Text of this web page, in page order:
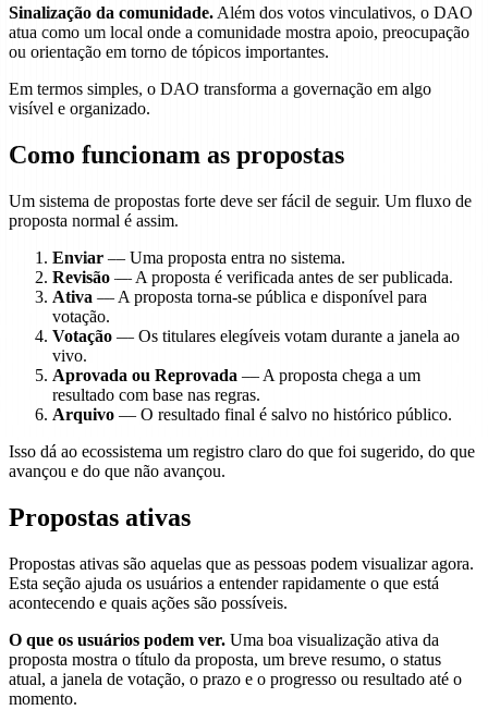
Sinalização da comunidade.Além dos votos vinculativos, o DAO
atua como um local onde a comunidade mostra apoio, preocupação
ou orientação em torno de tópicos importantes.
Em termos simples, o DAO transforma a governação em algo
visível e organizado.
Como funcionam as propostas
Um sistema de propostas forte deve ser fácil de seguir. Um fluxo de
proposta normal é assim.
Enviar — Uma proposta entra no sistema.
Revisão — A proposta é verificada antes de ser publicada.
Ativa — A proposta torna-se pública e disponível para
votação.
Votação — Os titulares elegíveis votam durante a janela ao
vivo.
Aprovada ou Reprovada — A proposta chega a um
resultado com base nas regras.
Arquivo — O resultado final é salvo no histórico público.
Isso dá ao ecossistema um registro claro do que foi sugerido, do que
avançou e do que não avançou.
Propostas ativas
Propostas ativas são aquelas que as pessoas podem visualizar agora.
Esta seção ajuda os usuários a entender rapidamente o que está
acontecendo e quais ações são possíveis.
O que os usuários podem ver. Uma boa visualização ativa da
proposta mostra o título da proposta, um breve resumo, o status
atual, a janela de votação, o prazo e o progresso ou resultado até o
momento.